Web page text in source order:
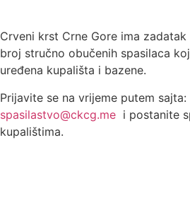
Crveni krst Crne Gore ima
broj stručno obučenih spasilaca
uređena kupališta i bazene.
Prijavite se na vrijeme putem sajta:
spasilastvo@ckcg.me i postanite
kupalištima.